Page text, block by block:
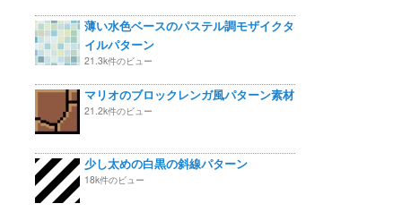
薄い水色ベースのパステル調モザイクタ
イルパターン
21.3k件のビュー
マリオのブロックレンガ風パターン素材
21.2k件のビュー
少し太めの白黒の斜線パターン
18k件のビュー